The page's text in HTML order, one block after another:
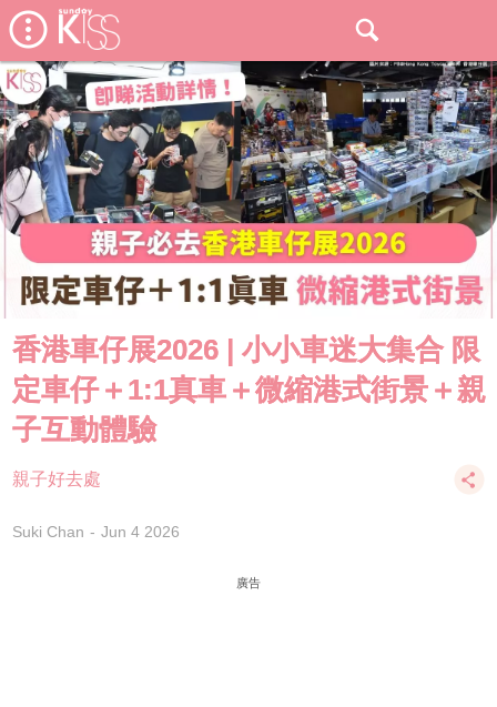
香港車仔展2026 | 小小車迷大集合 限
定車仔＋1:1真車＋微縮港式街景＋親
子互動體驗
親子好去處
Suki Chan Jun 4 2026
廣告